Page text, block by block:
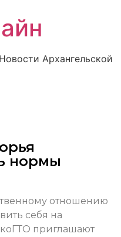
Архангельской
нормы
отношению
себя на
приглашают